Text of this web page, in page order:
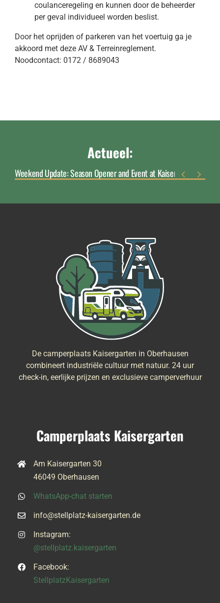
coulanceregeling en kunnen door de beheerder
per geval individueel worden beslist.
Door het oprijden of parkeren van het voertuig ga je
akkoord met deze AV & Terreinreglement.
Noodcontact: 0172 / 8689043
Actueel:
Weekend Update: Season Opener and Event at Kaisergarten
 
Camperplaats Kaisergarten
Am Kaisergarten 30
46049 Oberhausen
WhatsApp-chat starten
info@stellplatz-kaisergarten.de
Instagram:
@stellplatz.kaisergarten
Facebook:
StellplatzKaisergarten
De camperplaats Kaisergarten in Oberhausen
combineert industriële cultuur met natuur. 24 uur
check-in, eerlijke prijzen en exclusieve camperverhuur